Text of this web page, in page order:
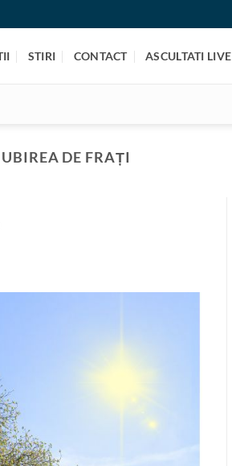
STIRI CONTACT ASCULTATI LIVE
DE FRAȚI